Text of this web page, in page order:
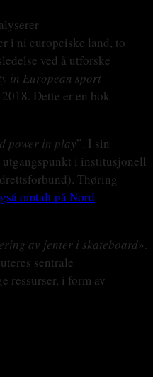
i ni europeiske land, to
ved å utforske
in European sport
Dette er en bok
power in play”. I sin
utgangspunkt i institusjonell
Thøring
omtalt på Nord
av jenter i skateboard».
sentrale
ressurser, i form av